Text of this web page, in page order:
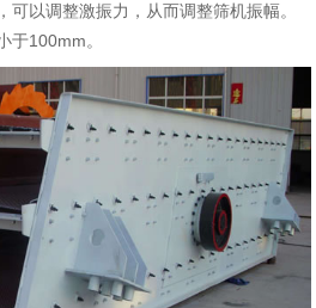
以调整激振力，从而调整筛机振幅。
于100mm。